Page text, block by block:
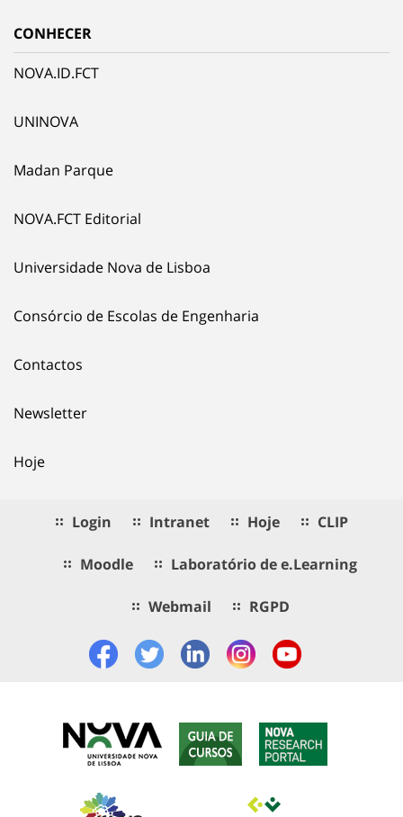
CONHECER
NOVA.ID.FCT
UNINOVA
Madan Parque
NOVA.FCT Editorial
Universidade Nova de Lisboa
Consórcio de Escolas de Engenharia
Contactos
Newsletter
Hoje
Login Intranet Hoje CLIP
Moodle Laboratório de e.Learning
Webmail RGPD